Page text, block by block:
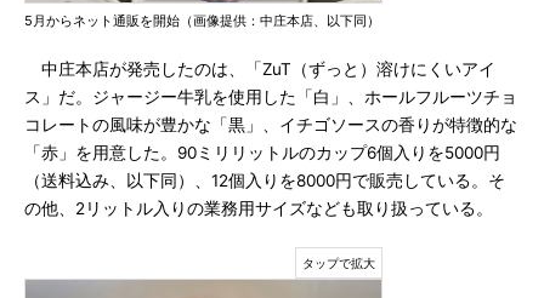
5月からネット通販を開始（画像提供：中庄本店、以下同）
中庄本店が発売したのは、「ZuT（ずっと）溶けにくいアイ
ス」だ。ジャージー牛乳を使用した「白」、ホールフルーツチョ
コレートの風味が豊かな「黒」、イチゴソースの香りが特徴的な
「赤」を用意した。90ミリリットルのカップ6個入りを5000円
（送料込み、以下同）、12個入りを8000円で販売している。そ
の他、2リットル入りの業務用サイズなども取り扱っている。